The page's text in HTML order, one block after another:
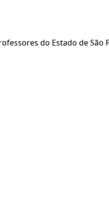
do Estado de São